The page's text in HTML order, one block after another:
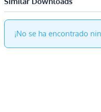
¡No se ha encontrado